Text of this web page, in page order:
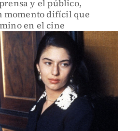
y el público,
momento difícil que
en el cine